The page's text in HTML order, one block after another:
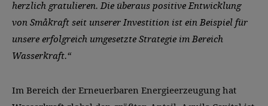
herzlich gratulieren. Die überaus positive Entwicklung
von Småkraft seit unserer Investition ist ein Beispiel für
unsere erfolgreich umgesetzte Strategie im Bereich
Wasserkraft.“
Im Bereich der Erneuerbaren Energieerzeugung hat